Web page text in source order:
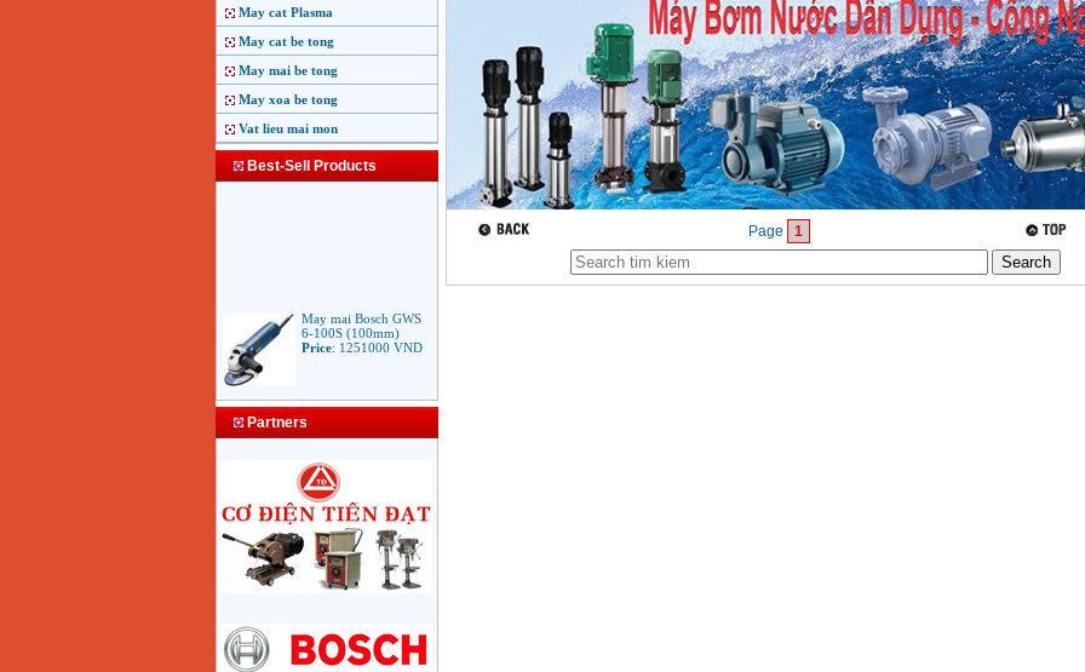
May cat Plasma
May cat be tong
May mai be tong
May xoa be tong
Vat lieu mai mon
Best-Sell Products
6-100S (100mm)
Price:1251000VND
9553B (100mm)
710W
May mai 180mm
Bosch GWS 2200-180
(2000W)
Price:3438000 VND
Makita 9558HN
(840W)
Price:1587000VND
Partners
Page 1